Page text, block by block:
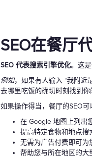
SEO在餐厅
SEO 代表搜索引擎优化。这
例如，如果有人输入 “我附近
去哪里吃饭的确切时刻找到你
如果操作得当，餐厅的SEO可
在 Google 地图上列出
提高特定食物和地点搜
无需为广告付费即可为
帮助您与所在地区的大